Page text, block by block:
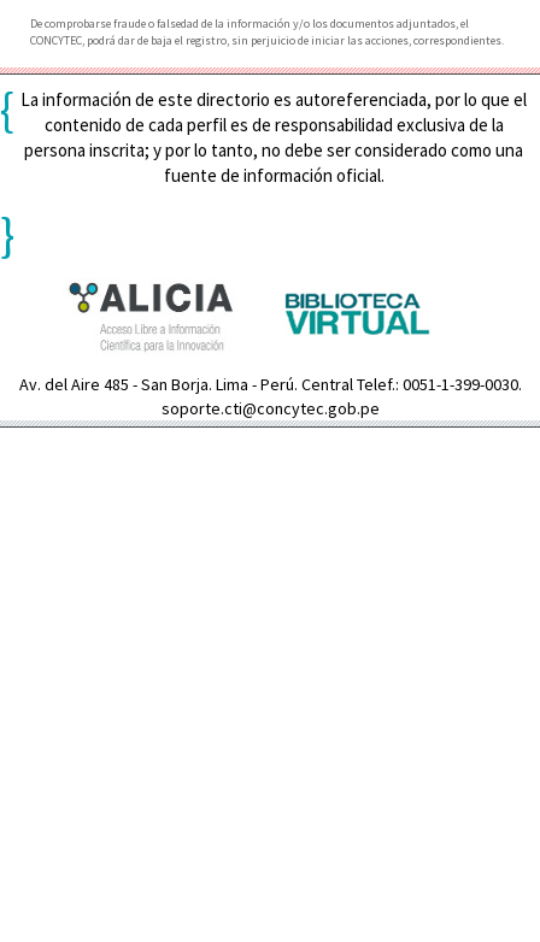
De comprobarse fraude o falsedad de la información y/o los documentos adjuntados, el
CONCYTEC, podrá dar de baja el registro, sin perjuicio de iniciar las acciones, correspondientes.
{ La información de este directorio es autoreferenciada, por lo que el
contenido de cada perfil es de responsabilidad exclusiva de la
persona inscrita; y por lo tanto, no debe ser considerado como una
fuente de información oficial.
}
Av. del Aire 485 - San Borja. Lima - Perú. Central Telef.: 0051-1-399-0030.
soporte.cti@concytec.gob.pe